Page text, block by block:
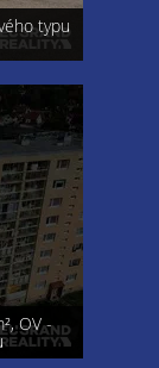
typu
OV -